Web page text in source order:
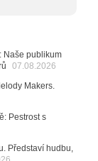
měsíc
vystoupí v
kapely
krádež
Naše publikum
07.08.2026
Makers.
Pestrost s
Představí hudbu,